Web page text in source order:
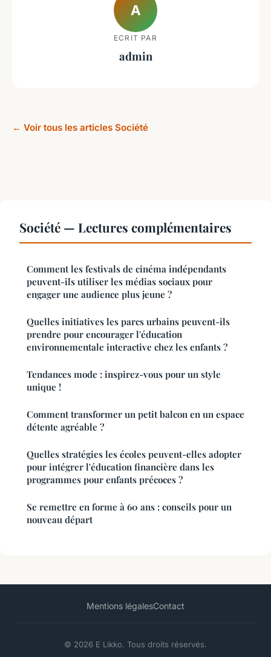
A
ECRIT PAR
admin
← Voir tous les articles Société
Société — Lectures complémentaires
Comment les festivals de cinéma indépendants
peuvent-ils utiliser les médias sociaux pour
engager une audience plus jeune ?
Quelles initiatives les parcs urbains peuvent-ils
prendre pour encourager l'éducation
environnementale interactive chez les enfants ?
Tendances mode : inspirez-vous pour un style
unique !
Comment transformer un petit balcon en un espace
détente agréable ?
Quelles stratégies les écoles peuvent-elles adopter
pour intégrer l'éducation financière dans les
programmes pour enfants précoces ?
Se remettre en forme à 60 ans : conseils pour un
nouveau départ
Mentions légalesContact
© 2026 E Likko. Tous droits réservés.